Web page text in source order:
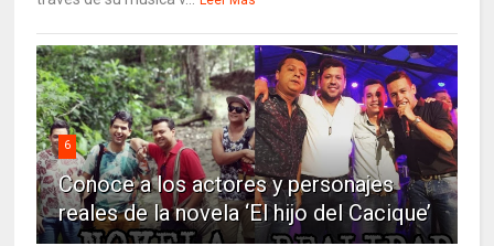
6
Conoce a los actores y personajes
reales de la novela ‘El hijo del Cacique’